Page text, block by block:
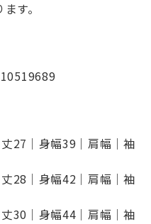
す。
27｜身幅39｜肩幅｜袖
28｜身幅42｜肩幅｜袖
30｜身幅44｜肩幅｜袖